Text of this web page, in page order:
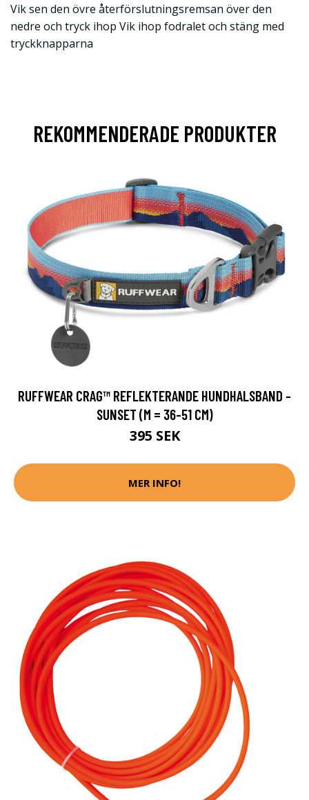
Vik sen den övre återförslutningsremsan över den
nedre och tryck ihop Vik ihop fodralet och stäng med
tryckknapparna
REKOMMENDERADE PRODUKTER
RUFFWEAR CRAG™ REFLEKTERANDE HUNDHALSBAND -
SUNSET (M = 36-51 CM)
395 SEK
MER INFO!